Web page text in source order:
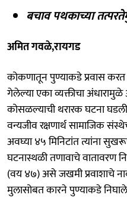
बचाव पथकाच्या
अमित गवळे,रायगड
कोकणातून पुण्याकडे प्रवास करत
गेलेल्या एका व्यक्तीचा
कोसळल्याची थरारक घटना
वन्यजीव रक्षणार्थ सामाजिक
अवघ्या ४५ मिनिटांत त्यांना
घटनास्थळी तणावाचे वातावरण
(वय ४७) असे जखमी प्रवाशाचे
मुलासोबत कारने पुण्याकडे